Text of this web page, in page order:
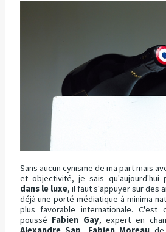
Sans aucun cynisme de ma part mais
et objectivité, je sais qu'aujourd'hui
dans le luxe, il faut s'appuyer sur des
déjà une porté médiatique à minima
plus favorable internationale. C'est
poussé Fabien Gay, expert en